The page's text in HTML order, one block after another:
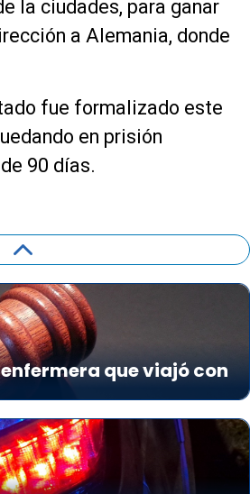
la ciudades, para ganar
a Alemania, donde
fue formalizado este
en prisión
90 días.
que viajó con